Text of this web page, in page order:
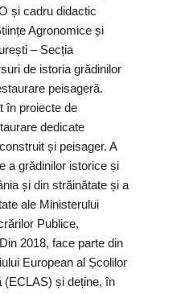
și cadru didactic
Agronomice și
– Secția
de istoria grădinilor
peisageră.
în proiecte de
dedicate
și peisager. A
a grădinilor istorice și
și din străinătate și a
ale Ministerului
Publice,
2018, face parte din
European al Școlilor
(ECLAS) și deține, în